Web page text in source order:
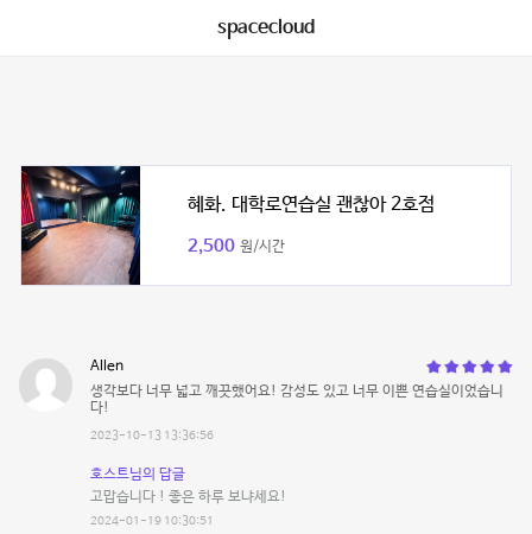
spacecloud
혜화. 대학로연습실 괜찮아 2호점
2,500 원/시간
Allen
생각보다 너무 넓고 깨끗했어요! 감성도 있고 너무 이쁜 연습실이었습니
다!
2023-10-13 13:36:56
호스트님의 답글
고맙습니다 ! 좋은 하루 보냐세요!
2024-01-19 10:30:51